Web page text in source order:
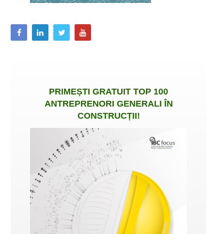
PRIMEȘTI GRATUIT TOP 100
ANTREPRENORI GENERALI ÎN
CONSTRUCȚII!